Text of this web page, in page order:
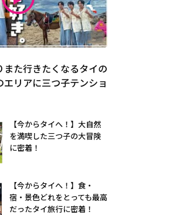
また行きたくなるタイの
リアに三つ子テンショ
【今からタイへ！】大自然
を満喫した三つ子の大冒険
に密着！
【今からタイへ！】食・
宿・景色どれをとっても最高
だったタイ旅行に密着！